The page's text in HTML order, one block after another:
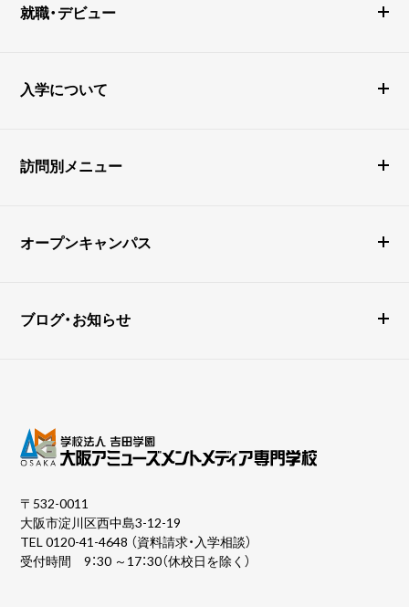
就職・デビュー
入学について
訪問別メニュー
オープンキャンパス
ブログ・お知らせ
〒532-0011
大阪市淀川区西中島3-12-19
TEL0120-41-4648 （資料請求・入学相談）
受付時間 9：30 ～17：30（休校日を除く）